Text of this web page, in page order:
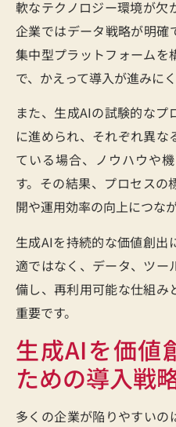
軟なテクノロジー環境が欠
企業ではデータ戦略が明確
集中型プラットフォームを
で、かえって導入が進みに
また、生成AIの試験的な
に進められ、それぞれ異
ている場合、ノウハウや
す。その結果、プロセス
開や運用効率の向上につな
生成AIを持続的な価値創出
適ではなく、データ、ツー
備し、再利用可能な仕組み
重要です。
生成AIを価値
ための導入戦
多くの企業が陥りやすいの